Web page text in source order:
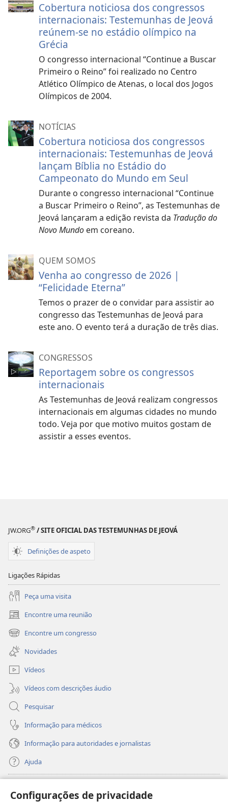
Configurações de privacidade
Cobertura noticiosa dos congressos
internacionais: Testemunhas de Jeová
reúnem-se no estádio olímpico na
Grécia
O congresso internacional “Continue a Buscar
Primeiro o Reino” foi realizado no Centro
Atlético Olímpico de Atenas, o local dos Jogos
Olímpicos de 2004.
NOTÍCIAS
Cobertura noticiosa dos congressos
internacionais: Testemunhas de Jeová
lançam Bíblia no Estádio do
Campeonato do Mundo em Seul
Durante o congresso internacional “Continue
a Buscar Primeiro o Reino”, as Testemunhas de
Jeová lançaram a edição revista da Tradução do
Novo Mundo em coreano.
QUEM SOMOS
Venha ao congresso de 2026 |
“Felicidade Eterna”
Temos o prazer de o convidar para assistir ao
congresso das Testemunhas de Jeová para
este ano. O evento terá a duração de três dias.
CONGRESSOS
Reportagem sobre os congressos
internacionais
As Testemunhas de Jeová realizam congressos
internacionais em algumas cidades no mundo
todo. Veja por que motivo muitos gostam de
assistir a esses eventos.
JW.ORG® / SITE OFICIAL DAS TESTEMUNHAS DE JEOVÁ
Definições de aspeto
Ligações Rápidas
Peça uma visita
Encontre uma reunião
(abre
uma
nova
janela)
Encontre um congresso
(abre
uma
nova
janela)
Novidades
Vídeos
Vídeos com descrições áudio
Pesquisar
Informação para médicos
Informação para autoridades e jornalistas
Ajuda
(abre